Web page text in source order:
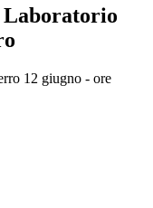
Laboratorio
12 giugno - ore